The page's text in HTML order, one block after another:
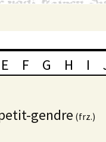
E F G H I
gendre (frz.)